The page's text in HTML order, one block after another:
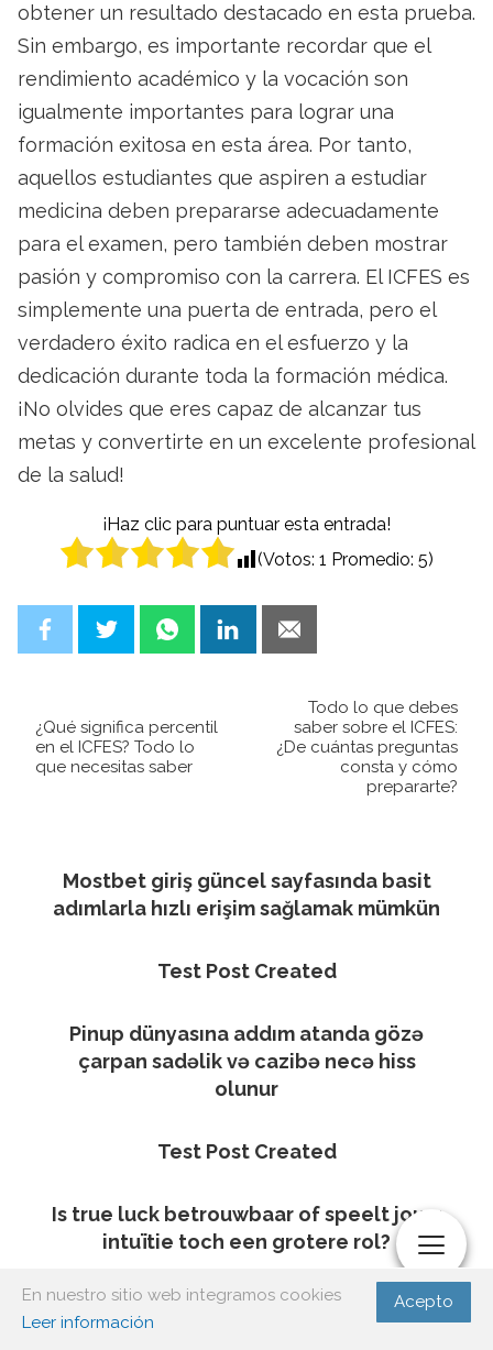
obtener un resultado destacado en esta prueba.
Sin embargo, es importante recordar que el
rendimiento académico y la vocación son
igualmente importantes para lograr una
formación exitosa en esta área. Por tanto,
aquellos estudiantes que aspiren a estudiar
medicina deben prepararse adecuadamente
para el examen, pero también deben mostrar
pasión y compromiso con la carrera. El ICFES es
simplemente una puerta de entrada, pero el
verdadero éxito radica en el esfuerzo y la
dedicación durante toda la formación médica.
¡No olvides que eres capaz de alcanzar tus
metas y convertirte en un excelente profesional
de la salud!
¡Haz clic para puntuar esta entrada!
(Votos: 1 Promedio: 5)
¿Qué significa percentil
en el ICFES? Todo lo
que necesitas saber
Todo lo que debes
saber sobre el ICFES:
¿De cuántas preguntas
consta y cómo
prepararte?
Mostbet giriş güncel sayfasında basit
adımlarla hızlı erişim sağlamak mümkün
Test Post Created
Pinup dünyasına addım atanda gözə
çarpan sadəlik və cazibə necə hiss
olunur
Test Post Created
Is true luck betrouwbaar of speelt jouw
intuïtie toch een grotere rol?
Test Post Created Acepto
En nuestro sitio web integramos cookies
Leer información